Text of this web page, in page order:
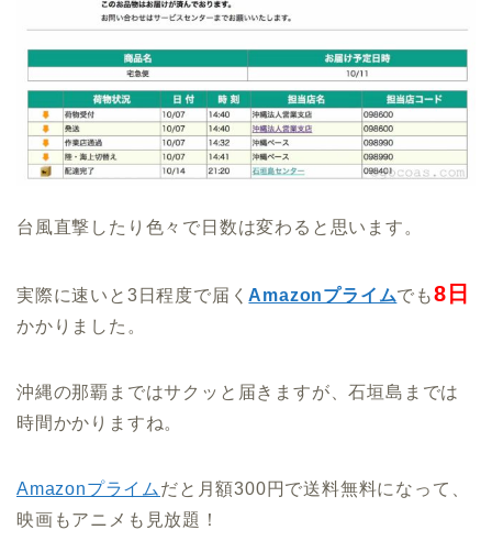
台風直撃したり色々で日数は変わると思います。
実際に速いと3日程度で届く Amazonプライムでも8日
かかりました。
沖縄の那覇まではサクッと届きますが、石垣島までは
時間かかりますね。
Amazonプライム だと月額300円で送料無料になって、
映画もアニメも見放題！